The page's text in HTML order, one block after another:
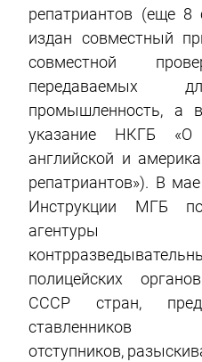
репатриантов (еще
издан совместный
совместной
промышленность, а
указание НКГБ «О
английской и
репатриантов»). В
Инструкции МГБ
агентуры
полицейских
СССР стран,
ставленников
отступников,